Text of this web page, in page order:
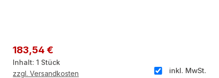
Regulärer Preis:
183,54 €
Inhalt:1 Stück
inkl. MwSt.
zzgl. Versandkosten